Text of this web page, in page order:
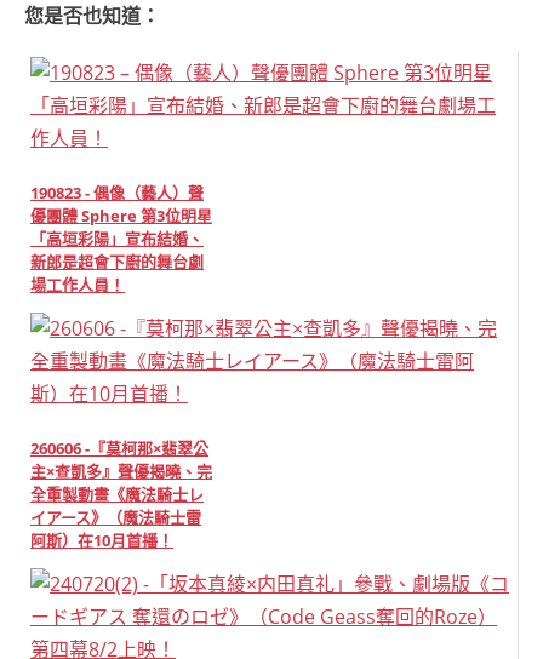
您是否也知道：
190823 - 偶像（藝人）聲
優團體 Sphere 第3位明星
「高垣彩陽」宣布結婚、
新郎是超會下廚的舞台劇
場工作人員！
260606 -『莫柯那×翡翠公
主×查凱多』聲優揭曉、完
全重製動畫《魔法騎士レ
イアース》（魔法騎士雷
阿斯）在10月首播！